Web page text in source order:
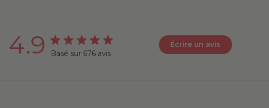
4.9 4.9 out of 5 stars 676 total reviews
Basé sur 676 avis
Écrire un avis